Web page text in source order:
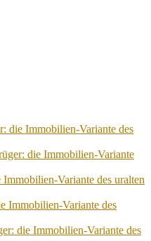
die Immobilien-Variante des
die Immobilien-Variante
Variante des uralten
Immobilien-Variante des
die Immobilien-Variante des